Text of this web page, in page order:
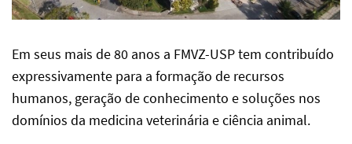
Em seus mais de 80 anos a FMVZ-USP tem contribuído
expressivamente para a formação de recursos
humanos, geração de conhecimento e soluções nos
domínios da medicina veterinária e ciência animal.